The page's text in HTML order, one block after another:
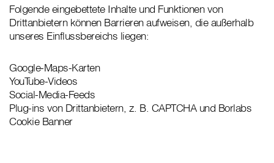
Folgende eingebettete Inhalte und Funktionen von
Drittanbietern können Barrieren aufweisen, die außerhalb
unseres Einflussbereichs liegen:
Google-Maps-Karten
YouTube-Videos
Social-Media-Feeds
Plug-ins von Drittanbietern, z. B. CAPTCHA und Borlabs
Cookie Banner